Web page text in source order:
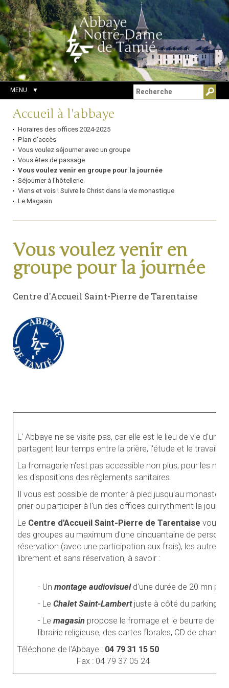
Aller
au
contenu.
|
Aller
à
la
navigation
Outils
personnels
Chercher par
Recherche
avancée…
MENU
Navigation
Accueil à l'abbaye
Horaires des offices 2024-2025
Plan d'accès
Vous voulez séjourner avec un groupe
Vous êtes de passage
Vous voulez venir en groupe pour la journée
Séjourner à l'hôtellerie
Viens et vois ! Suivre le Christ dans la vie monastique
Le Magasin
Vous voulez venir en
groupe pour la journée
Centre d'Accueil Saint-Pierre de Tarentaise
L' Abbaye ne se visite pas, car elle est le lieu de vie
partagent leur temps entre la prière, l'étude et le travail
La fromagerie n'est pas accessible non plus, pour les
les dispositions des règlements sanitaires.
Il vous est possible de monter à pied jusqu'au
prier ou participer à l'un des offices qui rythment la
Le Centre d'Accueil Saint-Pierre de Tarentaise vous
des groupes au maximum d'une cinquantaine de
réservation (avec une participation aux frais), les autres
librement et sans réservation, à savoir :
- Un montage audiovisueld'une durée de 20 mn
- Le Chalet Saint-Lambertjuste à côté du parking
- Le magasin propose le fromage et le beurre de
librairie religieuse, des cartes florales, CD de chants
Téléphone de l'Abbaye : 04 79 31 15 50
Fax : 04 79 37 05 24